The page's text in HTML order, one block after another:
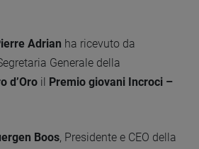
Adrian ha ricevuto da
Generale della
d’Oro il Premio giovani Incroci –
Boos, Presidente e CEO della